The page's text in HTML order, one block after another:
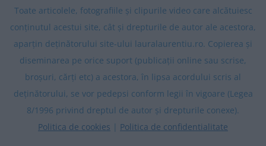
Toate articolele, fotografiile și clipurile video care alcătuiesc
conținutul acestui site, cât și drepturile de autor ale acestora,
aparțin deținătorului site-ului lauralaurentiu.ro. Copierea și
diseminarea pe orice suport (publicații online sau scrise,
broșuri, cărți etc) a acestora, în lipsa acordului scris al
deținătorului, se vor pedepsi conform legii în vigoare (Legea
8/1996 privind dreptul de autor și drepturile conexe).
Politica de cookies | Politica de confidentialitate